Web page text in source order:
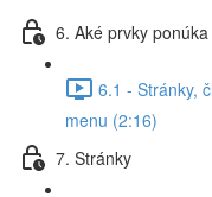
6. Aké prvky
6.1 - Stránky,
menu (2:16)
7. Stránky